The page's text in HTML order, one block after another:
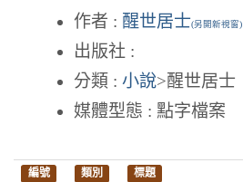
作者 : 醒世居士(另開新視窗)
出版社 :
分類 : 小說>醒世居士
媒體型態 : 點字檔案
編號 類別 標題